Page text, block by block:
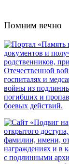
Помним вечно